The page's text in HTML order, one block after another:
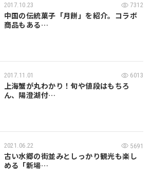
2017.10.23 7312
中国の伝統菓子「月餅」を紹介。コラボ
商品もある…
2017.11.01 6013
上海蟹が丸わかり！旬や値段はもちろ
ん、陽澄湖付…
2021.06.22 5691
古い水郷の街並みとしっかり観光も楽し
める「新場…